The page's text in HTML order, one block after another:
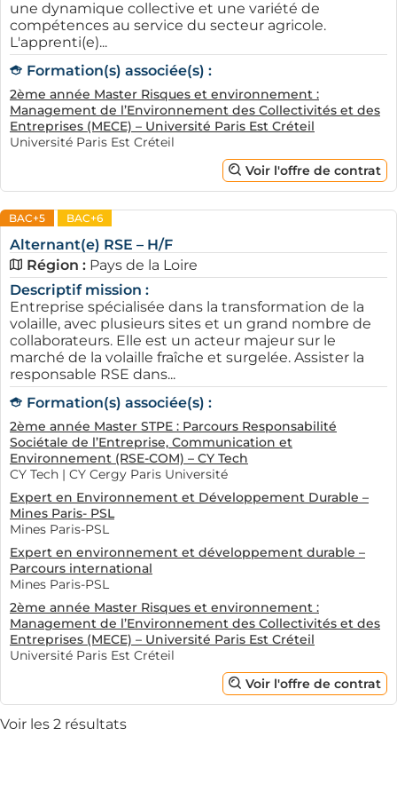
une dynamique collective et une variété de
compétences au service du secteur agricole.
L'apprenti(e)...
Formation(s) associée(s) :
2ème année Master Risques et environnement :
Management de l’Environnement des Collectivités et des
Entreprises (MECE) – Université Paris Est Créteil
Université Paris Est Créteil
Voir l'offre de contrat
BAC+5 BAC+6
Alternant(e) RSE – H/F
Région : Pays de la Loire
Descriptif mission :
Entreprise spécialisée dans la transformation de la
volaille, avec plusieurs sites et un grand nombre de
collaborateurs. Elle est un acteur majeur sur le
marché de la volaille fraîche et surgelée. Assister la
responsable RSE dans...
Formation(s) associée(s) :
2ème année Master STPE : Parcours Responsabilité
Sociétale de l’Entreprise, Communication et
Environnement (RSE-COM) – CY Tech
CY Tech | CY Cergy Paris Université
Expert en Environnement et Développement Durable –
Mines Paris- PSL
Mines Paris-PSL
Expert en environnement et développement durable –
Parcours international
Mines Paris-PSL
2ème année Master Risques et environnement :
Management de l’Environnement des Collectivités et des
Entreprises (MECE) – Université Paris Est Créteil
Université Paris Est Créteil
Voir l'offre de contrat
Voir les 2 résultats